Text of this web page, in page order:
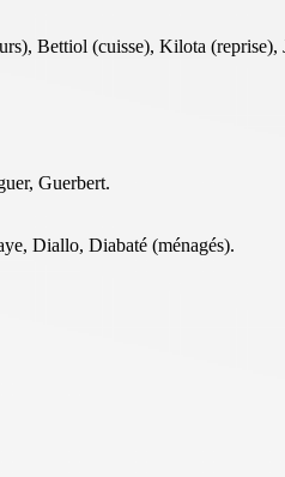
Bettiol (cuisse), Kilota
Guerbert.
Diallo, Diabaté (ménagés).